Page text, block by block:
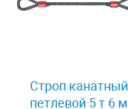
Строп канатный
петлевой 5 т 6 м